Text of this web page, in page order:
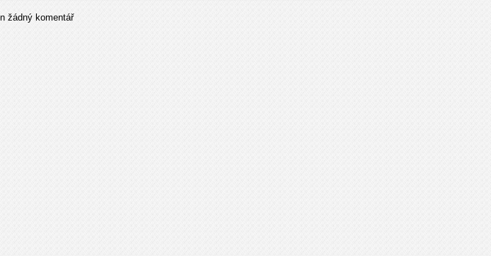
žádný komentář